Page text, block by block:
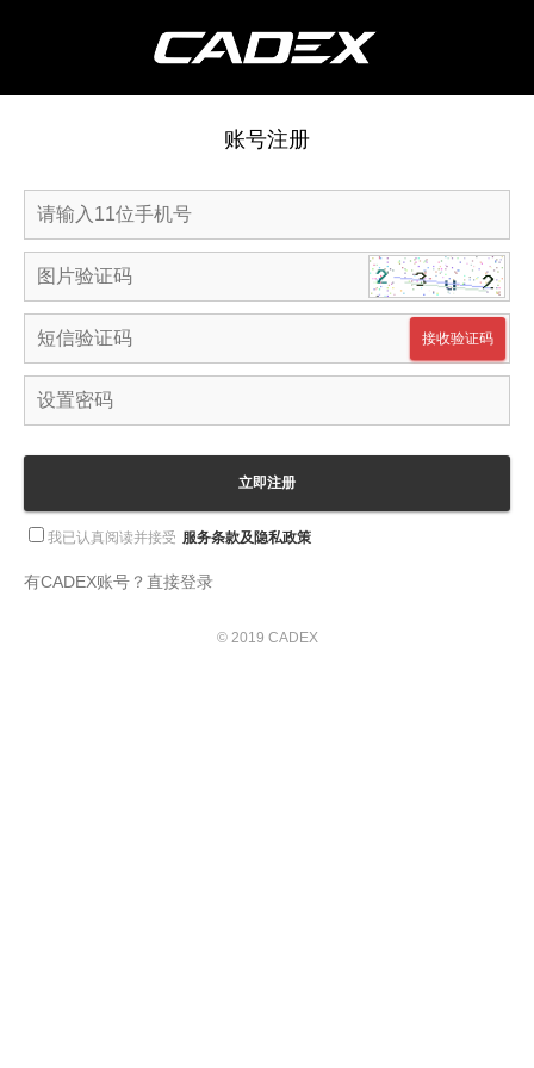
账号注册
接收验证码
立即注册
我已认真阅读并接受 服务条款及隐私政策
有CADEX账号？直接登录
© 2019 CADEX